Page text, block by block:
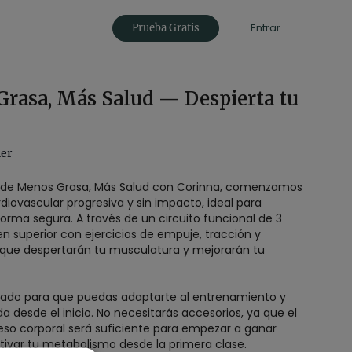
Prueba Gratis Entrar
Más Salud — Despierta tu
Menos Grasa, Más Salud con Corinna, comenzamos
progresiva y sin impacto, ideal para
segura. A través de un circuito funcional de 3
superior con ejercicios de empuje, tracción y
despertarán tu musculatura y mejorarán tu
para que puedas adaptarte al entrenamiento y
desde el inicio. No necesitarás accesorios, ya que el
corporal será suficiente para empezar a ganar
tu metabolismo desde la primera clase.